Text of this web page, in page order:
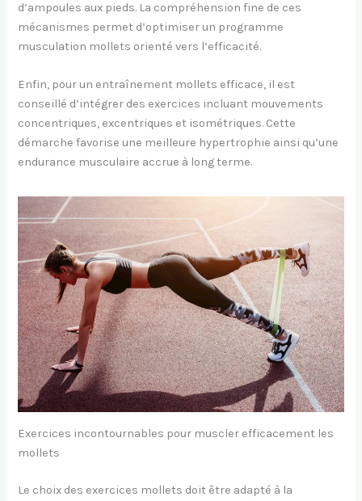
d’ampoules aux pieds. La compréhension fine de ces
mécanismes permet d’optimiser un programme
musculation mollets orienté vers l’efficacité.
Enfin, pour un entraînement mollets efficace, il est
conseillé d’intégrer des exercices incluant mouvements
concentriques, excentriques et isométriques. Cette
démarche favorise une meilleure hypertrophie ainsi qu’une
endurance musculaire accrue à long terme.
Exercices incontournables pour muscler efficacement les
mollets
Le choix des exercices mollets doit être adapté à la